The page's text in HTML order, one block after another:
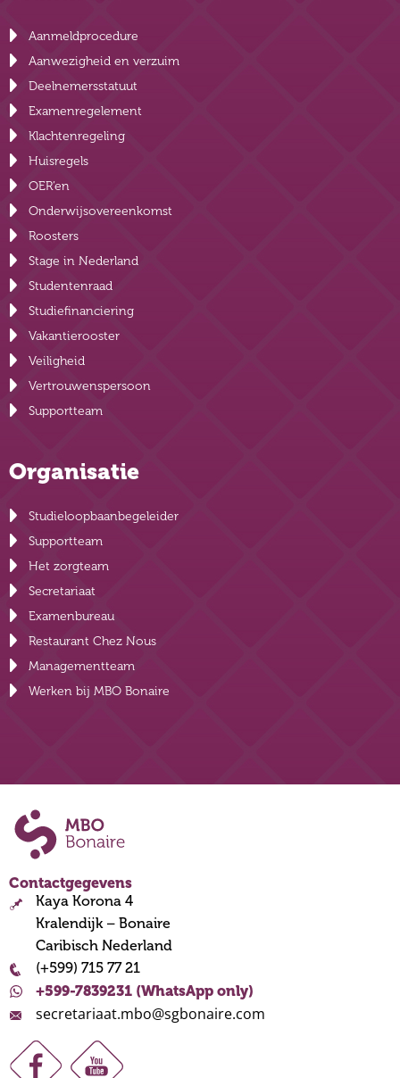
Aanmeldprocedure
Aanwezigheid en verzuim
Deelnemersstatuut
Examenregelement
Klachtenregeling
Huisregels
OER’en
Onderwijsovereenkomst
Roosters
Stage in Nederland
Studentenraad
Studiefinanciering
Vakantierooster
Veiligheid
Vertrouwenspersoon
Supportteam
Organisatie
Studieloopbaanbegeleider
Supportteam
Het zorgteam
Secretariaat
Examenbureau
Restaurant Chez Nous
Managementteam
Werken bij MBO Bonaire
Contactgegevens
Kaya Korona 4
Kralendijk – Bonaire
Caribisch Nederland
(+599) 715 77 21
+599-7839231 (WhatsApp only)
secretariaat.mbo@sgbonaire.com